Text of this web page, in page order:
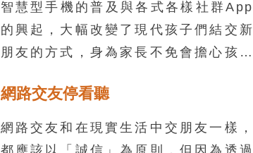
智慧型手機的普及與各式各樣社群App
的興起，大幅改變了現代孩子們結交新
朋友的方式，身為家長不免會擔心孩子
斥責孩子的網路交友行為絕對不是最好
的方法，不妨透過以下的小撇步，幫助
孩子更加安全的在網路上結識新朋友。
網路交友停看聽
網路交友和在現實生活中交朋友一樣，
都應該以「誠信」為原則，但因為透過